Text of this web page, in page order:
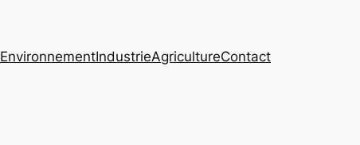
EnvironnementIndustrieAgricultureContact